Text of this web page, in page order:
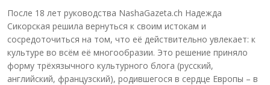
После 18 лет руководства NashaGazeta.ch Надежда
Сикорская решила вернуться к своим истокам и
сосредоточиться на том, что её действительно увлекает: к
культуре во всём её многообразии. Это решение приняло
форму трёхязычного культурного блога (русский,
английский, французский), родившегося в сердце Европы – в